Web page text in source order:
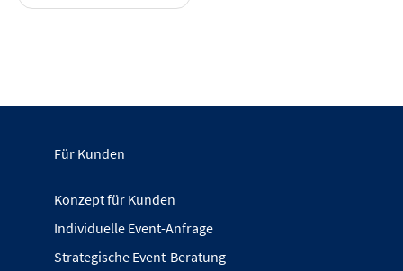
Für Kunden
Konzept für Kunden
Individuelle Event-Anfrage
Strategische Event-Beratung